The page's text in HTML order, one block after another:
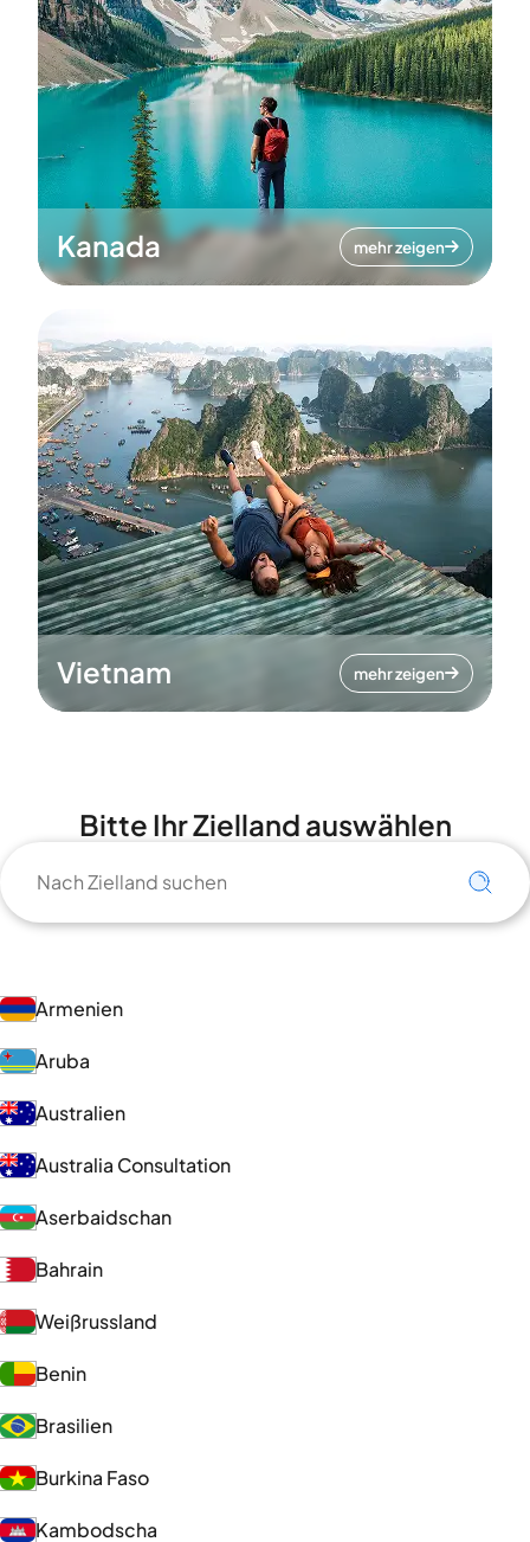
Kanada mehr zeigen
Vietnam mehr zeigen
Bitte Ihr Zielland auswählen
Armenien
Aruba
Australien
Australia Consultation
Aserbaidschan
Bahrain
Weißrussland
Benin
Brasilien
Burkina Faso
Kambodscha